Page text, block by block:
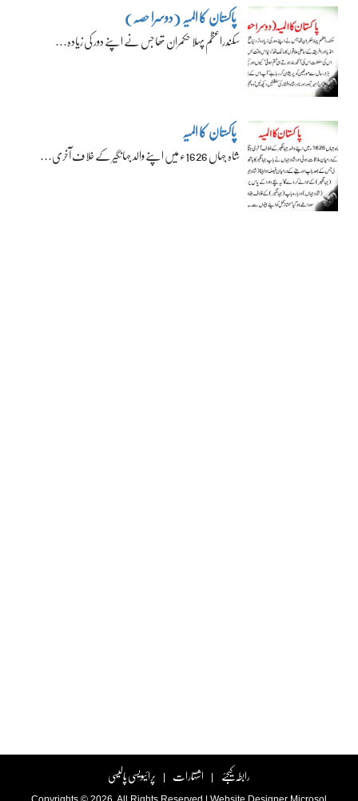
پاکستان کا المیہ (دوسرا حصہ)
سکندراعظم پہلا حکمران تھا جس نے اپنے دور کی زیادہ…
پاکستان کا المیہ
شاہ جہاں 1626ء میں اپنے والد جہانگیر کے خلاف آخری…
رابطہ کیجئے اشتہارات پرائیویسی پالیسی